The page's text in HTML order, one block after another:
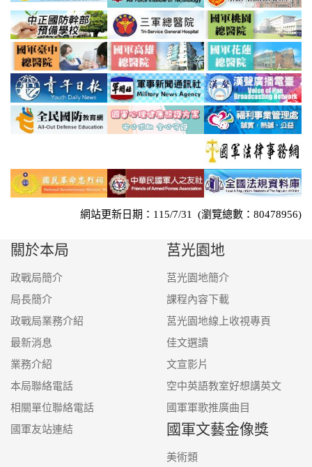
網站更新日期：115/7/31 (瀏覽總數：80478956)
關於本局
政戰局簡介
局長簡介
政戰局業務介紹
最新消息
業務介紹
本局聯絡電話
相關單位聯絡電話
國軍友站連結
莒光園地
莒光園地簡介
課程內容下載
莒光園地線上收視專頁
佳文選讀
文宣影片
空中英語教室好想講英文
國軍軍歌推廣曲目
國軍文藝金像獎
美術類